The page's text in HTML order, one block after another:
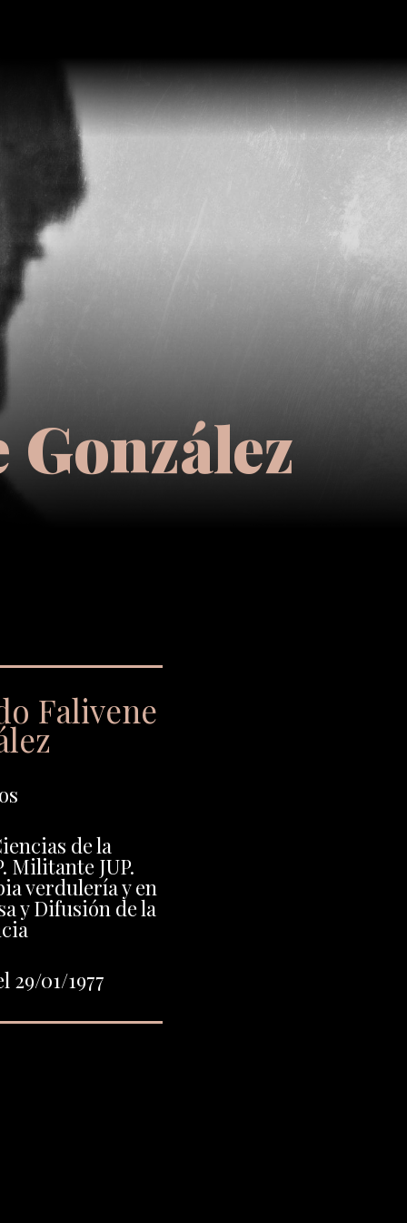
Falivene
de la
Militante JUP.
verdulería y en
y Difusión de la
29/01/1977